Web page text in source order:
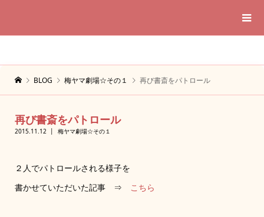
BLOG 梅ヤマ劇場☆その１ 再び書斎をパトロール
再び書斎をパトロール
2015.11.12 梅ヤマ劇場☆その１
２人でパトロールされる様子を
書かせていただいた記事 ⇒ こちら